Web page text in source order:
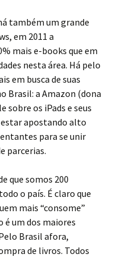
também um grande
em 2011 a
mais e-books que em
nesta área. Há pelo
em busca de suas
Brasil: a Amazon (dona
sobre os iPads e seus
estar apostando alto
para se unir
parcerias.
que somos 200
o país. É claro que
mais “consome”
é um dos maiores
Brasil afora,
de livros. Todos